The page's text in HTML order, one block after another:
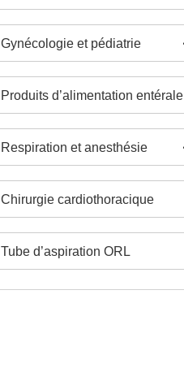
Gynécologie et pédiatrie
Produits d’alimentation entérale
Respiration et anesthésie
Chirurgie cardiothoracique
Tube d’aspiration ORL